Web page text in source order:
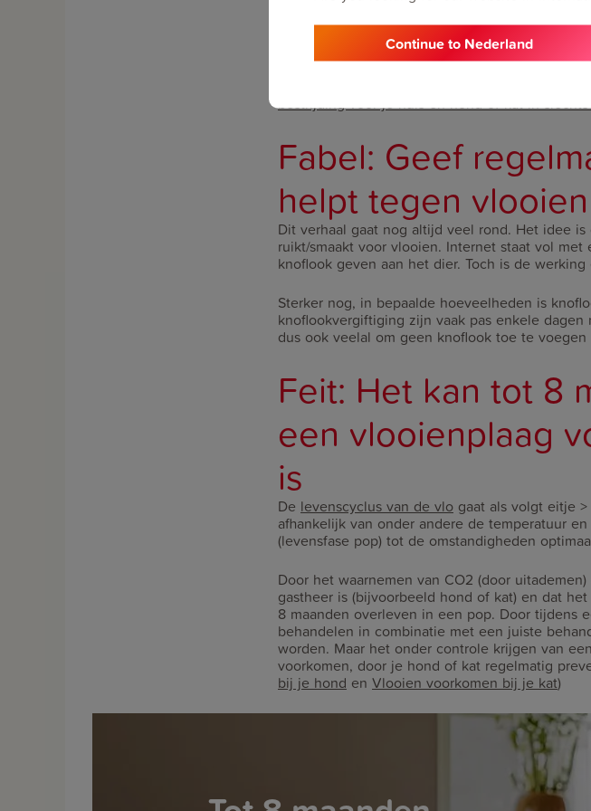
Continue to Nederland
Wanneer er dus vanuit de omgeving dagelijks
het product niet goed werkt. Je blijft vlooien
moment erg hoog is. Behandel daarom bij
bestrijding voor je huis en hond of kat in
Fabel: Geef
helpt tegen
Dit verhaal gaat nog altijd veel rond. Het idee
ruikt/smaakt voor vlooien. Internet staat vol
knoflook geven aan het dier. Toch is de
Sterker nog, in bepaalde hoeveelheden is
knoflookvergiftiging zijn vaak pas enkele
dus ook veelal om geen knoflook toe te
Feit: Het kan tot 8
een vlooienplaag
is
De levenscyclus van de vlo gaat als volgt eitje
afhankelijk van onder andere de temperatuur
(levensfase pop) tot de omstandigheden
Door het waarnemen van CO2 (door
gastheer is (bijvoorbeeld hond of kat) en dat
8 maanden overleven in een pop. Door tijdens
behandelen in combinatie met een juiste
worden. Maar het onder controle krijgen van
voorkomen, door je hond of kat regelmatig
bij je hond en Vlooien voorkomen bij je kat)